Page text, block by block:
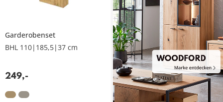
Garderobenset
BHL 110|185,5|37 cm
249,-